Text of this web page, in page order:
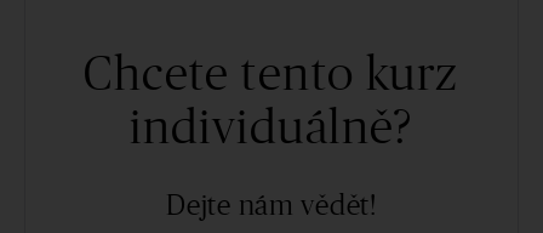
Chcete tento kurz
individuálně?
Dejte nám vědět!